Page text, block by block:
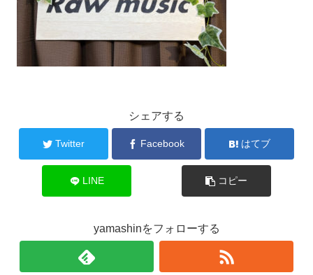
シェアする
Twitter Facebook はてブ
LINE コピー
yamashinをフォローする